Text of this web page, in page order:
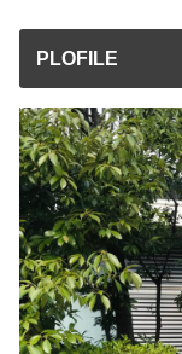
PLOFILE